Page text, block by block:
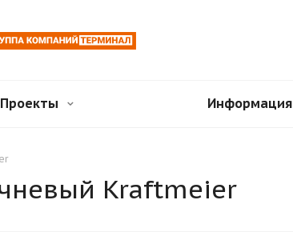
Проекты Информация
Kraftmeier